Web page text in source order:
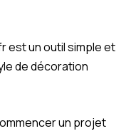
est un outil simple et
de décoration
un projet